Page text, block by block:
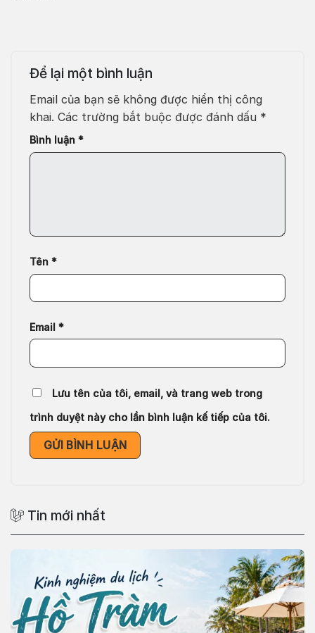
Để lại một bình luận
Email của bạn sẽ không được hiển thị công
khai. Các trường bắt buộc được đánh dấu *
Bình luận *
Tên *
Email *
Lưu tên của tôi, email, và trang web trong
trình duyệt này cho lần bình luận kế tiếp của tôi.
Tin mới nhất